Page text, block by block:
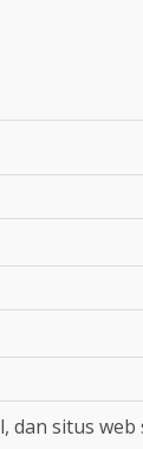
dan situs